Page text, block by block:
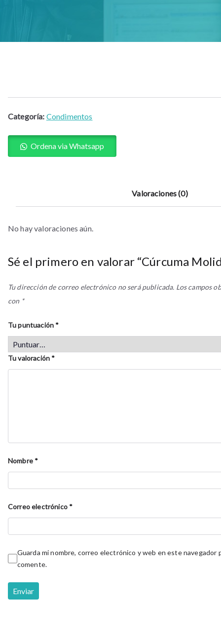
Categoría: Condimentos
Ordena via Whatsapp
Valoraciones (0)
No hay valoraciones aún.
Sé el primero en valorar “Cúrcuma
Tu dirección de correo electrónico no será publicada. Los campos
con *
Tu puntuación *
Tu valoración *
Nombre *
Correo electrónico *
Guarda mi nombre, correo electrónico y web en este navegador
comente.